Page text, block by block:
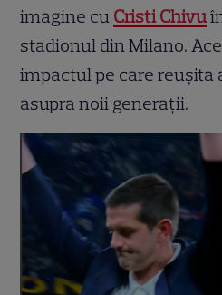
imagine cu Cristi Chivu
stadionul din Milano.
impactul pe care reușita
asupra noii generații.